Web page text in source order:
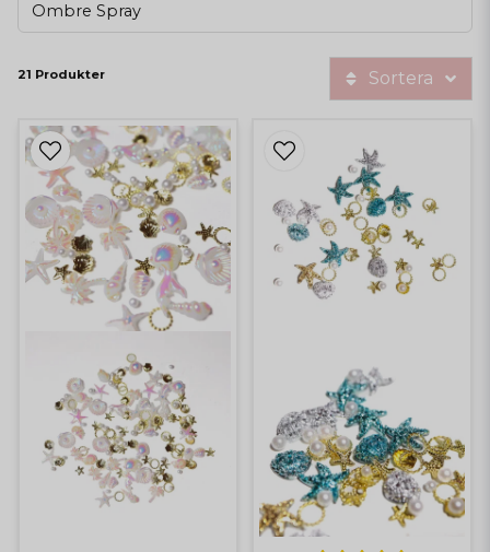
Ombre Spray
21 Produkter Sortera